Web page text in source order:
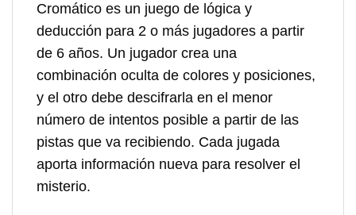
Cromático es un juego de lógica y
deducción para 2 o más jugadores a partir
de 6 años. Un jugador crea una
combinación oculta de colores y posiciones,
y el otro debe descifrarla en el menor
número de intentos posible a partir de las
pistas que va recibiendo. Cada jugada
aporta información nueva para resolver el
misterio.